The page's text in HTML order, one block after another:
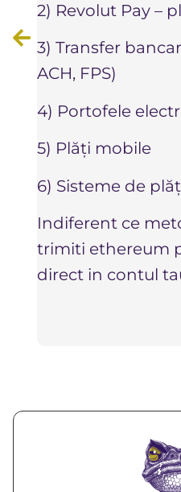
2) Revolut Pay –
3) Transfer
ACH, FPS)
4) Portofele
5) Plăți mobile
6) Sisteme de
Indiferent ce
trimiti ethereum
direct in contul